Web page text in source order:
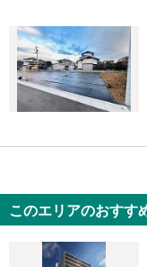
このエリアのおすす